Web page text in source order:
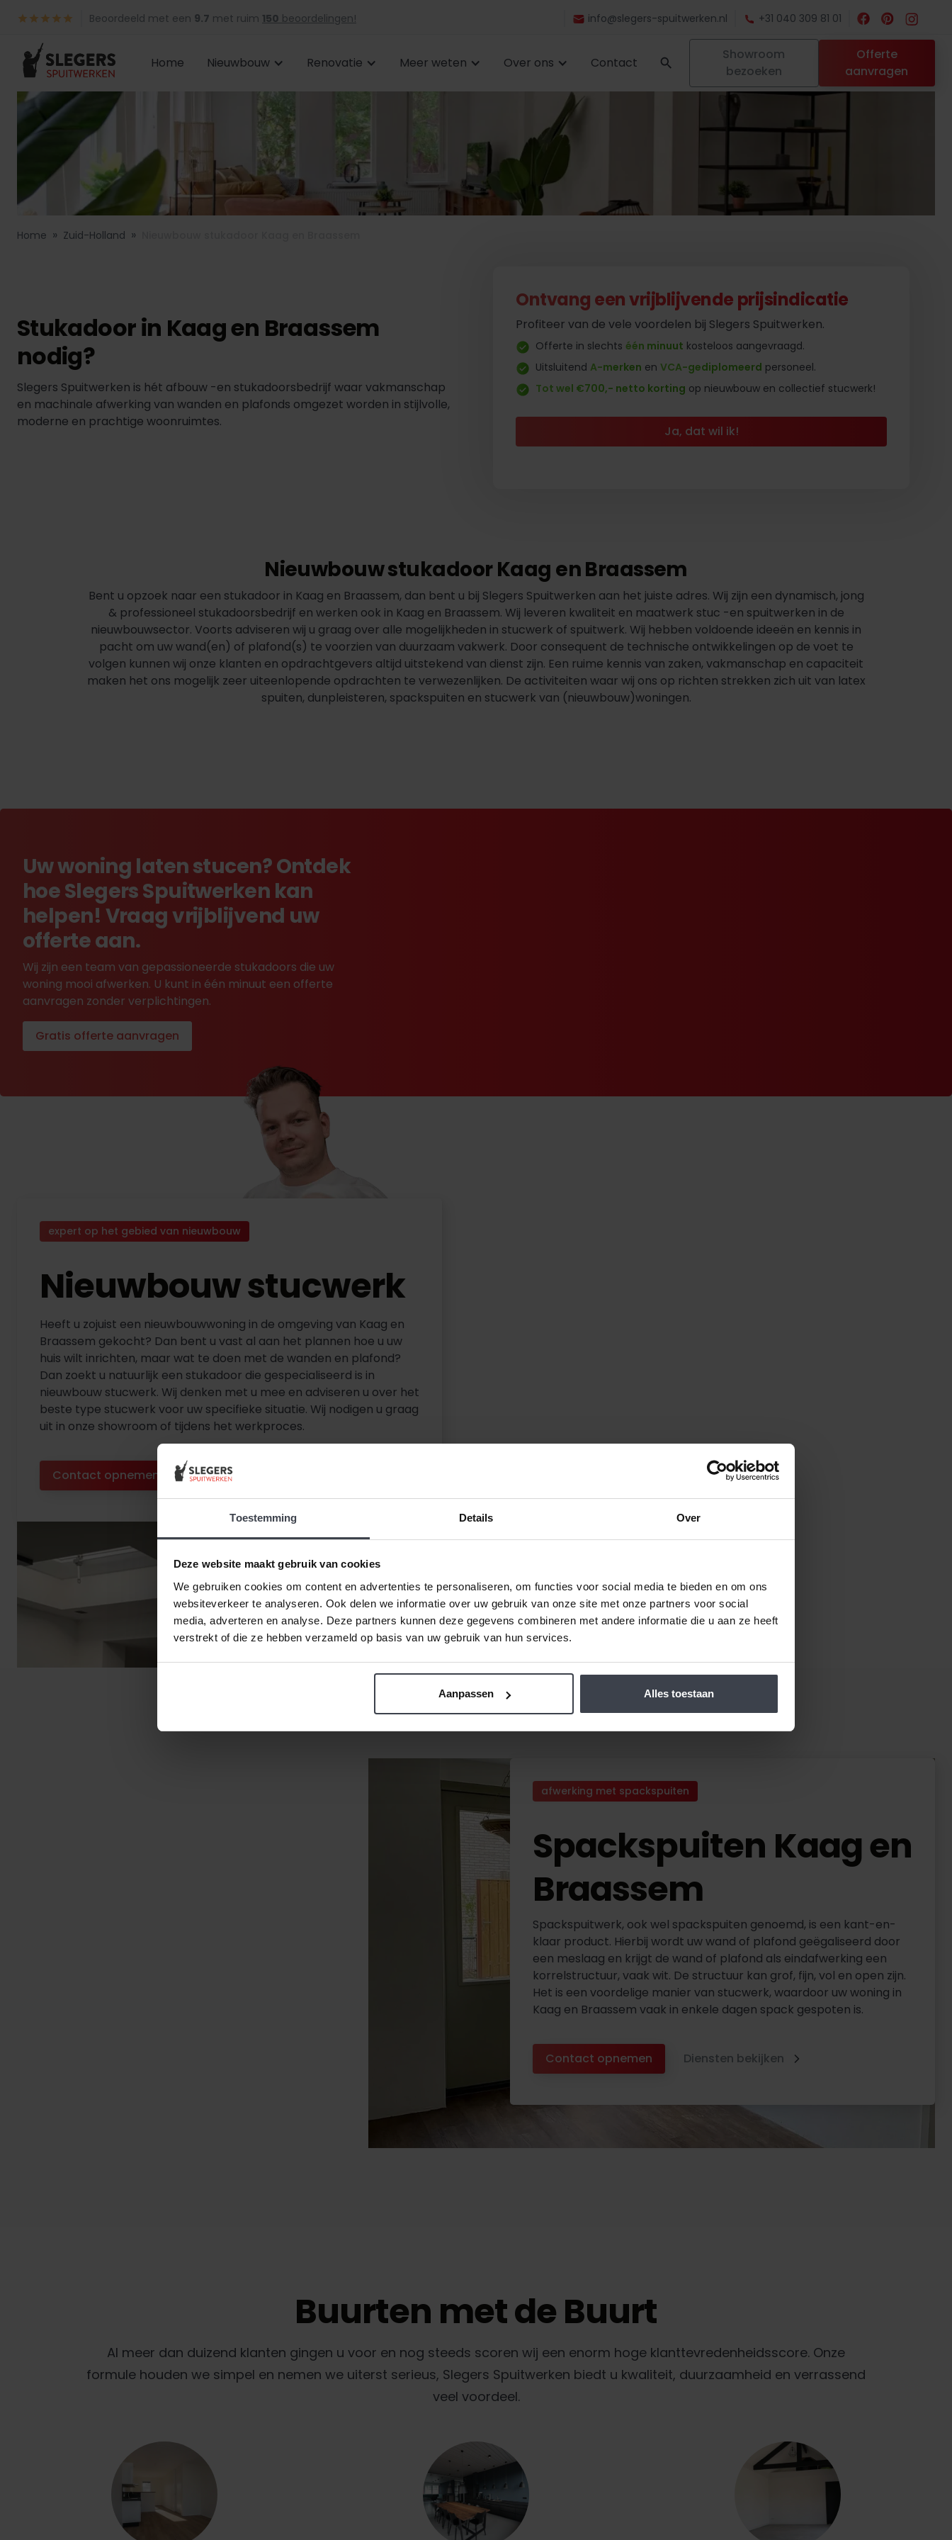
Toestemming Details Over
Deze website maakt gebruik van cookies
We gebruiken cookies om content en advertenties te personaliseren, om functies voor social media te bieden en om ons
websiteverkeer te analyseren. Ook delen we informatie over uw gebruik van onze site met onze partners voor social
media, adverteren en analyse. Deze partners kunnen deze gegevens combineren met andere informatie die u aan ze heeft
verstrekt of die ze hebben verzameld op basis van uw gebruik van hun services.
Aanpassen Alles toestaan
Beoordeeld met een 9.7 met ruim 150 beoordelingen! info@slegers-spuitwerken.nl +31 040 309 81 01
Home Nieuwbouw Renovatie Meer weten Over ons Contact
Showroom
bezoeken
Offerte
aanvragen
Home » Zuid-Holland »
Stukadoor in Kaag en Braassem
nodig?
Slegers Spuitwerken is hét afbouw -en stukadoorsbedrijf waar vakmanschap
en machinale afwerking van wanden en plafonds omgezet worden in stijlvolle,
moderne en prachtige woonruimtes.
Ontvang een vrijblijvende prijsindicatie
Profiteer van de vele voordelen bij Slegers Spuitwerken.
Offerte in slechts één minuut kosteloos aangevraagd.
Uitsluitend A-merken en VCA-gediplomeerd personeel.
Tot wel €700,- netto korting op nieuwbouw en collectief stucwerk!
Ja, dat wil ik!
Nieuwbouw stukadoor Kaag en Braassem
Bent u opzoek naar een stukadoor in Kaag en Braassem, dan bent u bij Slegers Spuitwerken aan het juiste adres. Wij zijn een dynamisch, jong
& professioneel stukadoorsbedrijf en werken ook in Kaag en Braassem. Wij leveren kwaliteit en maatwerk stuc -en spuitwerken in de
nieuwbouwsector. Voorts adviseren wij u graag over alle mogelijkheden in stucwerk of spuitwerk. Wij hebben voldoende ideeën en kennis in
pacht om uw wand(en) of plafond(s) te voorzien van duurzaam vakwerk. Door consequent de technische ontwikkelingen op de voet te
volgen kunnen wij onze klanten en opdrachtgevers altijd uitstekend van dienst zijn. Een ruime kennis van zaken, vakmanschap en capaciteit
maken het ons mogelijk zeer uiteenlopende opdrachten te verwezenlijken. De activiteiten waar wij ons op richten strekken zich uit van latex
spuiten, dunpleisteren, spackspuiten en stucwerk van (nieuwbouw)woningen.
Uw woning laten stucen? Ontdek
hoe Slegers Spuitwerken kan
helpen! Vraag vrijblijvend uw
offerte aan.
Wij zijn een team van gepassioneerde stukadoors die uw
woning mooi afwerken. U kunt in één minuut een offerte
aanvragen zonder verplichtingen.
Gratis offerte aanvragen
expert op het gebied van nieuwbouw
Nieuwbouw stucwerk
Heeft u zojuist een nieuwbouwwoning in de omgeving van Kaag en
Braassem gekocht? Dan bent u vast al aan het plannen hoe u uw
huis wilt inrichten, maar wat te doen met de wanden en plafond?
Dan zoekt u natuurlijk een stukadoor die gespecialiseerd is in
nieuwbouw stucwerk. Wij denken met u mee en adviseren u over het
beste type stucwerk voor uw specifieke situatie. Wij nodigen u graag
uit in onze showroom of tijdens het werkproces.
Contact opnemen Diensten bekijken
afwerking met spackspuiten
Spackspuiten Kaag en
Braassem
Spackspuitwerk, ook wel spackspuiten genoemd, is een kant-en-
klaar product. Hierbij wordt uw wand of plafond geëgaliseerd door
een meslaag en krijgt de wand of plafond als eindafwerking een
korrelstructuur, vaak wit. De structuur kan grof, fijn, vol en open zijn.
Het is een voordelige manier van stucwerk, waardoor uw woning in
Kaag en Braassem vaak in enkele dagen spack gespoten is.
Contact opnemen Diensten bekijken
Buurten met de Buurt
Al meer dan duizend klanten gingen u voor en nog steeds scoren wij een enorm hoge klanttevredenheidsscore. Onze
formule houden we simpel en nemen we uiterst serieus, Slegers Spuitwerken biedt u kwaliteit, duurzaamheid en verrassend
veel voordeel.